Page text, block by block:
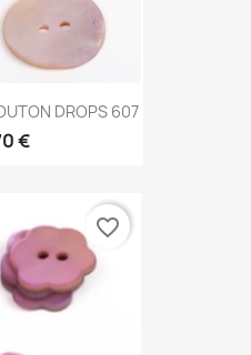
DROPS 607
€
favorite_border